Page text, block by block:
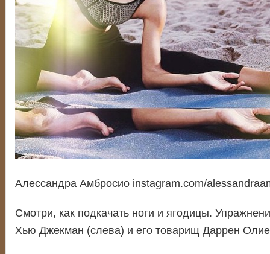
Алессандра Амбросио instagram.com/
Cмотри, как подкачать ноги и ягодицы.
Хью Джекман (слева) и его товарищ Даррен